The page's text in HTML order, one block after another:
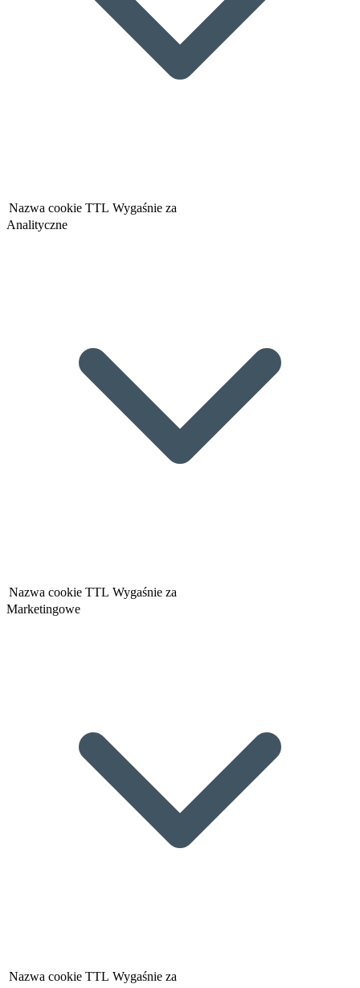
Nazwa cookie TTL Wygaśnie za
Analityczne
Nazwa cookie TTL Wygaśnie za
Marketingowe
Nazwa cookie TTL Wygaśnie za